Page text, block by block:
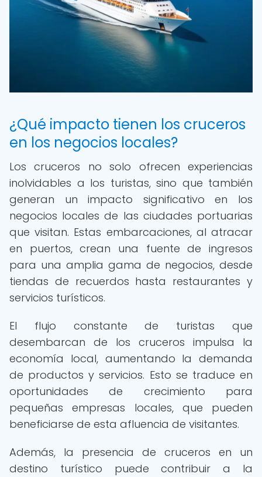
¿Qué impacto tienen los cruceros
en los negocios locales?
Los cruceros no solo ofrecen experiencias
inolvidables a los turistas, sino que también
generan un impacto significativo en los
negocios locales de las ciudades portuarias
que visitan. Estas embarcaciones, al atracar
en puertos, crean una fuente de ingresos
para una amplia gama de negocios, desde
tiendas de recuerdos hasta restaurantes y
servicios turísticos.
El flujo constante de turistas que
desembarcan de los cruceros impulsa la
economía local, aumentando la demanda
de productos y servicios. Esto se traduce en
oportunidades de crecimiento para
pequeñas empresas locales, que pueden
beneficiarse de esta afluencia de visitantes.
Además, la presencia de cruceros en un
destino turístico puede contribuir a la